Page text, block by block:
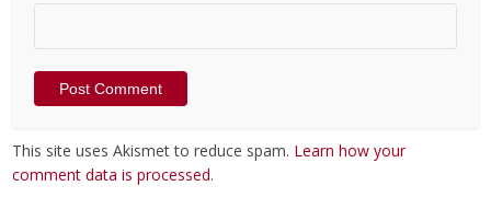
This site uses Akismet to reduce spam. Learn how your
comment data is processed.